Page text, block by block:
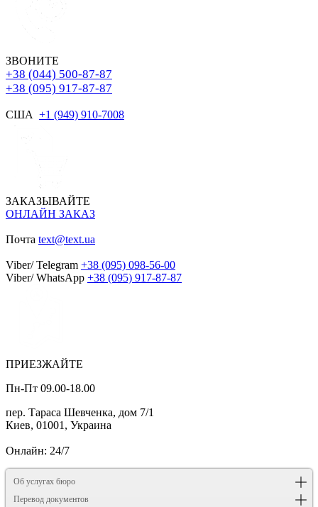
ЗВОНИТЕ
+38 (044) 500-87-87
+38 (095) 917-87-87
США +1 (949) 910-7008
ЗАКАЗЫВАЙТЕ
ОНЛАЙН ЗАКАЗ
Почта text@text.ua
Viber/ Telegram +38 (095) 098-56-00
Viber/ WhatsApp +38 (095) 917-87-87
ПРИЕЗЖАЙТЕ
Пн-Пт 09.00-18.00
пер. Тараса Шевченка, дом 7/1
Киев, 01001, Украина
Онлайн: 24/7
Об услугах бюро
Перевод документов